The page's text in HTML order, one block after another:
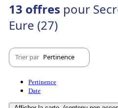
13 offres pour
Eure (27)
Trier par Pertinence
Pertinence
Date